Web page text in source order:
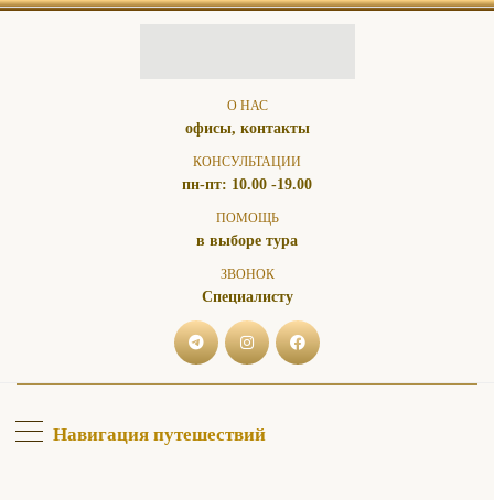
О НАС
офисы, контакты
КОНСУЛЬТАЦИИ
пн-пт: 10.00 -19.00
ПОМОЩЬ
в выборе тура
ЗВОНОК
Специалисту
Навигация путешествий